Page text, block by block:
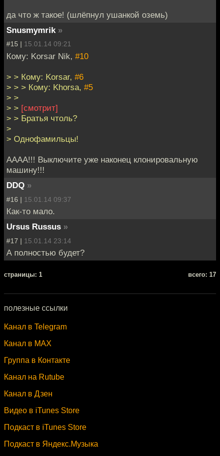
да что ж такое! (шлёпнул ушанкой оземь)
Snusmymrik »
#15 | 15.01.14 09:21
Кому: Korsar Nik, #10
> > Кому: Korsar, #6
> > > Кому: Khorsa, #5
> >
> > [смотрит]
> > Братья чтоль?
>
> Однофамильцы!
АААА!!! Выключите уже наконец клонировальную
машину!!!
DDQ »
#16 | 15.01.14 09:37
Как-то мало.
Ursus Russus »
#17 | 15.01.14 23:14
А полностью будет?
cтраницы: 1 всего: 17
полезные ссылки
Канал в Telegram
Канал в MAX
Группа в Контакте
Канал на Rutube
Канал в Дзен
Видео в iTunes Store
Подкаст в iTunes Store
Подкаст в Яндекс.Музыка